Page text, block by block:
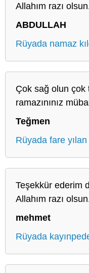
Allahım razı
ABDULLAH
Rüyada namaz
Çok sağ olun çok
ramazınınız
Teğmen
Rüyada fare
Teşekkür ederim
Allahım razı
mehmet
Rüyada